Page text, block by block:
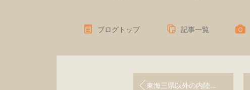
ブログトップ 記事一覧
東海三県以外の内陸県から『田原の屋久島』コースに参加して下さいました！|渥美半島☆自然感察ガイド